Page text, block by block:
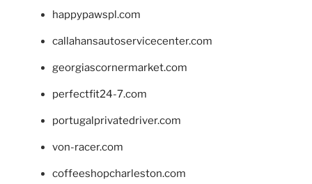
happypawspl.com
callahansautoservicecenter.com
georgiascornermarket.com
perfectfit24-7.com
portugalprivatedriver.com
von-racer.com
coffeeshopcharleston.com